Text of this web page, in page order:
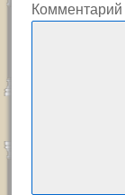
Комментарий